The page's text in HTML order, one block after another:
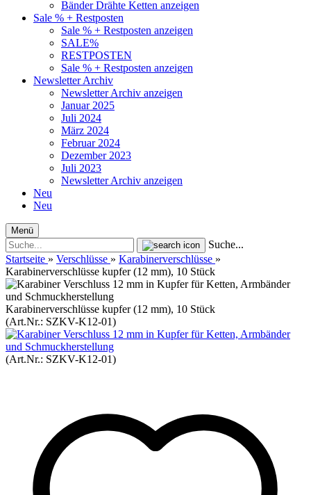
Bänder Drähte Ketten anzeigen
Sale % + Restposten
Sale % + Restposten anzeigen
SALE%
RESTPOSTEN
Sale % + Restposten anzeigen
Newsletter Archiv
Newsletter Archiv anzeigen
Januar 2025
Juli 2024
März 2024
Februar 2024
Dezember 2023
Juli 2023
Newsletter Archiv anzeigen
Neu
Neu
Menü
Suche...
Startseite » Verschlüsse » Karabinerverschlüsse »
Karabinerverschlüsse kupfer (12 mm), 10 Stück
Karabinerverschlüsse kupfer (12 mm), 10 Stück
(Art.Nr.: SZKV-K12-01)
(Art.Nr.: SZKV-K12-01)